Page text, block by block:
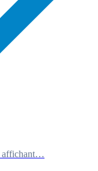
affichant…